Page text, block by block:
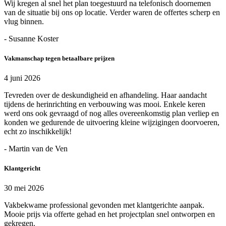
Wij kregen al snel het plan toegestuurd na telefonisch doornemen
van de situatie bij ons op locatie. Verder waren de offertes scherp en
vlug binnen.
- Susanne Koster
Vakmanschap tegen betaalbare prijzen
4 juni 2026
Tevreden over de deskundigheid en afhandeling. Haar aandacht
tijdens de herinrichting en verbouwing was mooi. Enkele keren
werd ons ook gevraagd of nog alles overeenkomstig plan verliep en
konden we gedurende de uitvoering kleine wijzigingen doorvoeren,
echt zo inschikkelijk!
- Martin van de Ven
Klantgericht
30 mei 2026
Vakbekwame professional gevonden met klantgerichte aanpak.
Mooie prijs via offerte gehad en het projectplan snel ontworpen en
gekregen.